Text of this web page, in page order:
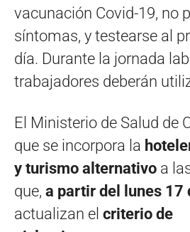
vacunación Covid-19, no
síntomas, y testearse al
día. Durante la jornada
trabajadores deberán
El Ministerio de Salud de
que se incorpora la
y turismo alternativo a
que, a partir del lunes 17
actualizan el criterio de